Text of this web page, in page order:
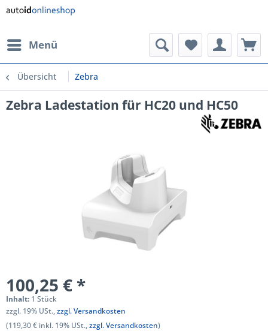
Menü
Übersicht Zebra
Zebra Ladestation für HC20 und HC50
100,25 € *
Inhalt: 1 Stück
zzgl. 19% USt.,zzgl. Versandkosten
(119,30 € inkl. 19% USt.,zzgl. Versandkosten)